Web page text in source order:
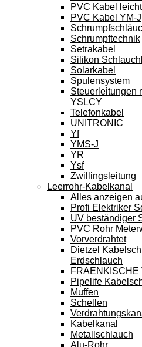
PVC Kabel
PVC Kabel YM-J
Schrumpftechnik
Setrakabel
Silikon
Solarkabel
Spulensystem
Steuerleitungen
YSLCY
Telefonkabel
UNITRONIC
Yf
YMS-J
YR
Ysf
Zwillingsleitung
Leerrohr-Kabelkanal
Alles anzeigen
Profi Elektriker
UV beständiger
PVC Rohr
Vorverdrahtet
Dietzel
Erdschlauch
FRAENKISCHE
Pipelife
Muffen
Schellen
Kabelkanal
Metallschlauch
Alu-Rohr